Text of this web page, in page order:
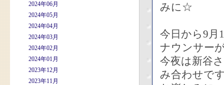
2024年06月
2024年05月
2024年04月
2024年03月
2024年02月
2024年01月
2023年12月
2023年11月
みに☆
今日から9月
ナウンサー
今夜は新谷
み合わせで